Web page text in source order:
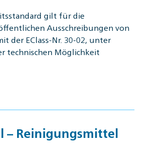
gilt für die
Ausschreibungen von
der EClass-Nr. 30-02, unter
technischen Möglichkeit
– Reinigungsmittel